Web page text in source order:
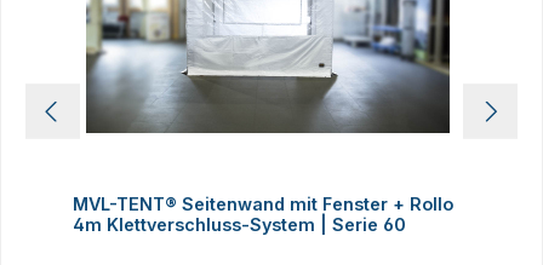
MVL-TENT® Seitenwand mit Fenster + Rollo
4m Klettverschluss-System | Serie 60